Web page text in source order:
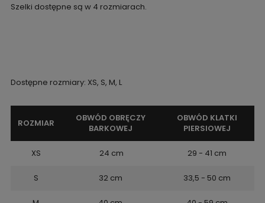
Szelki dostępne są w 4 rozmiarach.
Dostępne rozmiary: XS, S, M, L
ROZMIAR
OBWÓD OBRĘCZY
BARKOWEJ
OBWÓD KLATKI
PIERSIOWEJ
XS 24 cm 29 - 41 cm
S 32 cm 33,5 - 50 cm